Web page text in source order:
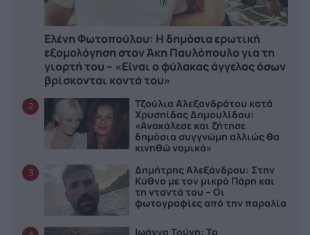
Ελένη Φωτοπούλου: Η δημόσια ερωτική
εξομολόγηση στον Άκη Παυλόπουλο για τη
γιορτή του – «Είναι ο φύλακας άγγελος όσων
βρίσκονται κοντά του»
2
Τζούλια Αλεξανδράτου κατά
Χρυσηίδας Δημουλίδου:
«Ανακάλεσε και ζήτησε
δημόσια συγγνώμη αλλιώς θα
κινηθώ νομικά»
3
Δημήτρης Αλεξάνδρου: Στην
Κύθνο με τον μικρό Πάρη και
τη νταντά του – Οι
φωτογραφίες από την παραλία
Ιωάννα Τούνη: Το